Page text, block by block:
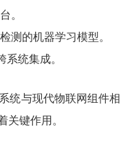
。
测的机器学习模型。
统集成。
统与现代物联网组件相
关键作用。